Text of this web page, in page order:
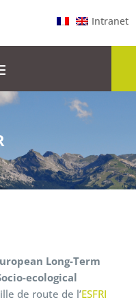
Intranet
Long-Term
ecological
de route de l’ESFRI